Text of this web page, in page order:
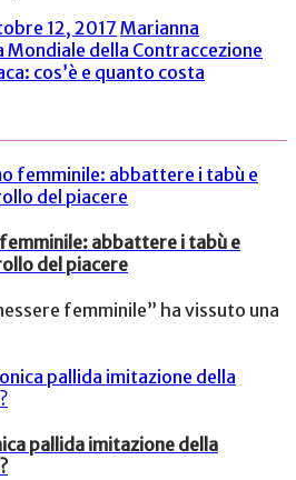
12, 2017Marianna
della Contraccezione
cos’è e quanto costa
abbattere i tabù e
del piacere
femminile” ha vissuto una
pallida imitazione della